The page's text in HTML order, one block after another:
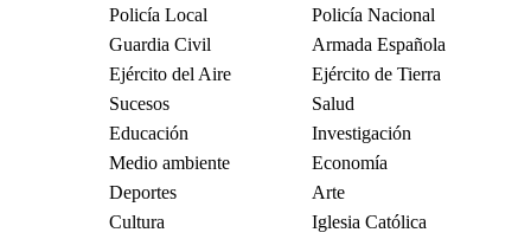
Policía Local
Policía Nacional
Guardia Civil
Armada Española
Ejército del Aire
Ejército de Tierra
Sucesos
Salud
Educación
Investigación
Medio ambiente
Economía
Deportes
Arte
Cultura
Iglesia Católica